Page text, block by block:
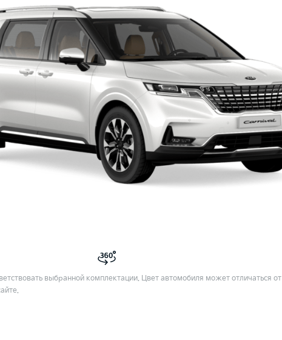
выбранной комплектации. Цвет автомобиля может отличаться от